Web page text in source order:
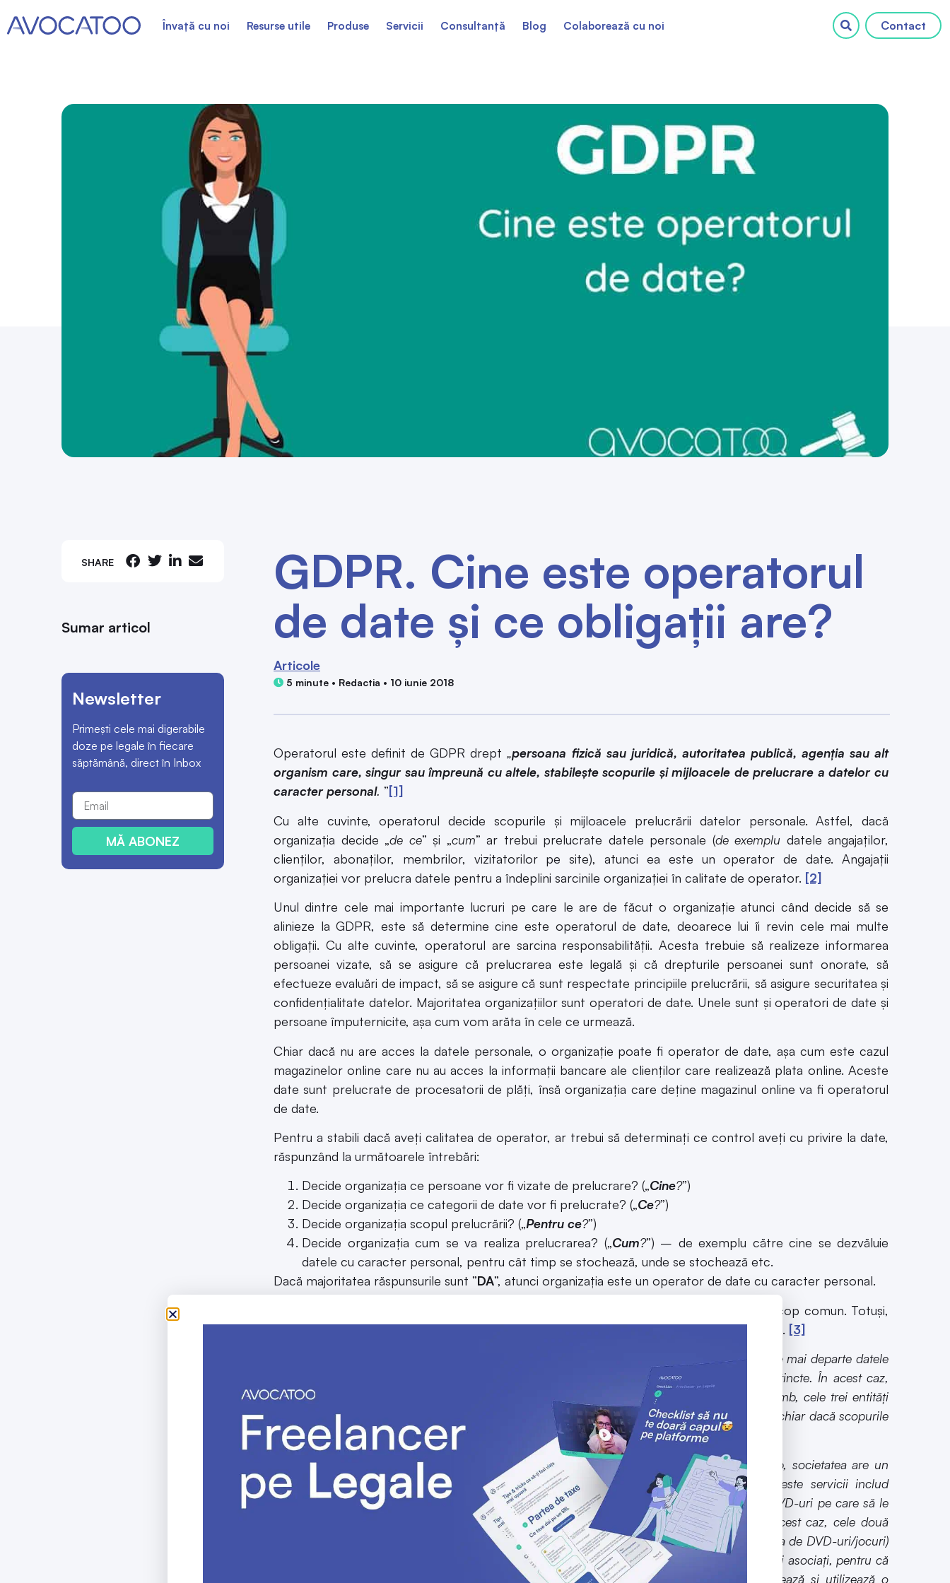
Contact
Învață cu noi Resurse utile Produse Servicii Consultanță Blog Colaborează cu noi
SHARE
Sumar articol
Newsletter
Primești cele mai digerabile
doze pe legale în fiecare
săptămână, direct în Inbox
MĂ ABONEZ
GDPR. Cine este operatorul
de date și ce obligații are?
Articole
5 minute • Redactia • 10 iunie 2018
Operatorul este definit de GDPR drept„persoana fizică sau juridică, autoritatea publică, agenția sau alt
organism care, singur sau împreună cu altele, stabilește scopurile și mijloacele de prelucrare a datelor cu
caracter personal. ”[1]
Cu alte cuvinte, operatorul decide scopurile și mijloacele prelucrării datelor personale. Astfel, dacă
organizația decide „de ce” și „cum” ar trebui prelucrate datele personale (de exemplu datele angajaților,
clienților, abonaților, membrilor, vizitatorilor pe site), atunci ea este un operator de date. Angajații
organizației vor prelucra datele pentru a îndeplini sarcinile organizației în calitate de operator. [2]
Unul dintre cele mai importante lucruri pe care le are de făcut o organizație atunci când decide să se
alinieze la GDPR, este să determine cine este operatorul de date, deoarece lui îi revin cele mai multe
obligații. Cu alte cuvinte, operatorul are sarcina responsabilității. Acesta trebuie să realizeze informarea
persoanei vizate, să se asigure că prelucrarea este legală și că drepturile persoanei sunt onorate, să
efectueze evaluări de impact, să se asigure că sunt respectate principiile prelucrării, să asigure securitatea și
confidențialitate datelor. Majoritatea organizațiilor sunt operatori de date. Unele sunt și operatori de date și
persoane împuternicite, așa cum vom arăta în cele ce urmează.
Chiar dacă nu are acces la datele personale, o organizație poate fi operator de date, așa cum este cazul
magazinelor online care nu au acces la informații bancare ale clienților care realizează plata online. Aceste
date sunt prelucrate de procesatorii de plăți, însă organizația care deține magazinul online va fi operatorul
de date.
Pentru a stabili dacă aveți calitatea de operator, ar trebui să determinați ce control aveți cu privire la date,
răspunzând la următoarele întrebări:
Decide organizația ce persoane vor fi vizate de prelucrare? („Cine?”)
Decide organizația ce categorii de date vor fi prelucrate? („Ce?”)
Decide organizația scopul prelucrării? („Pentru ce?”)
Decide organizația cum se va realiza prelucrarea? („Cum?”) – de exemplu către cine se dezvăluie
datele cu caracter personal, pentru cât timp se stochează, unde se stochează etc.
Dacă majoritatea răspunsurile sunt ”DA”, atunci organizația este un operator de date cu caracter personal.
Pot exista și „operatori asociați”, care decid să prelucreze datele împreună pentru un scop comun. Totuși,
acest scop nu trebuie să fie în totalitate comun, ci ar trebui să se suprapună măcar parțial. [3]
Exemplu: Dacă o persoană alege o vacanță de la o agenție de turism, agenție care transmite mai departe datele
către compania aeriană și hotel, aceștia din urmă au aceleași date, dar pentru scopuri distincte. În acest caz,
fiecare entitate (agenția, compania aeriană și hotelul) sunt operatori de date. Dacă, în schimb, cele trei entități
decid să își creeze un site comun și să împartă baza de date, atunci vor fi operatori asociați, chiar dacă scopurile
lor nu sunt aceleași.[4]
Exemplu:
O societate oferă servicii de babysitting printr-o platformă online. În același timp, societatea are un
contract cu o altă societate, care îi permite să ofere servicii cu valoare adăugată. Aceste servicii includ
posibilitatea ca părinții nu doar să aleagă ce babysitter doresc, ci și să închirieze jocuri și DVD-uri pe care să le
aducă babysitterul. Ambele societăți sunt implicate în organizarea tehnică a site-ului. În acest caz, cele două
societăți au decis să utilizeze platforma în ambele scopuri (servicii de babysitting și închirierea de DVD-uri/jocuri)
și vor partaja foarte frecvent numele clienților. Prin urmare, cele două societăți sunt operatori asociați, pentru că
ele nu doar că au convenit să ofere posibilitatea unor „servicii combinate”, ci și proiectează și utilizează o